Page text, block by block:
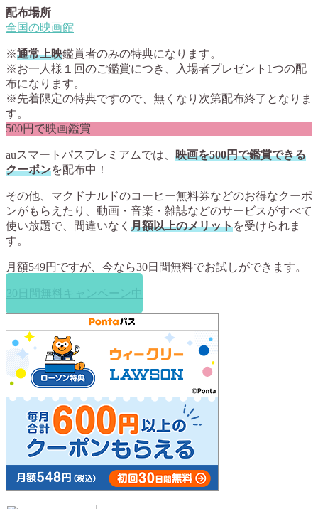
配布場所
全国の映画館
※通常上映鑑賞者のみの特典になります。
※お一人様１回のご鑑賞につき、入場者プレゼント1つの配
布になります。
※先着限定の特典ですので、無くなり次第配布終了となりま
す。
500円で映画鑑賞
auスマートパスプレミアムでは、 映画を500円で鑑賞できる
クーポンを配布中！
その他、マクドナルドのコーヒー無料券などのお得なクーポ
ンがもらえたり、動画・音楽・雑誌などのサービスがすべて
使い放題で、間違いなく 月額以上のメリットを受けられま
す。
月額549円ですが、今なら30日間無料でお試しができます。
30日間無料キャンペーン中